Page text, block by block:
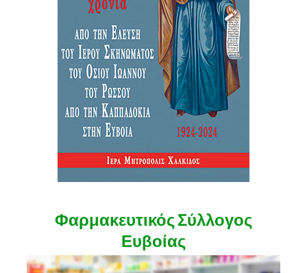
Φαρμακευτικός Σύλλογος
Ευβοίας